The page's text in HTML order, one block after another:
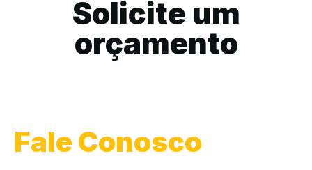
Solicite um
orçamento
Fale Conosco